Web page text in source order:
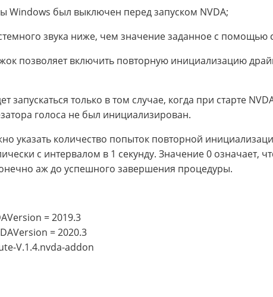
Windows был выключен перед запуском NVDA;
звука ниже, чем значение заданное с помощью
позволяет включить повторную инициализацию
запускаться только в том случае, когда при старте
голоса не был инициализирован.
указать количество попыток повторной
с интервалом в 1 секунду. Значение 0 означает,
аж до успешного завершения процедуры.
= 2019.3
= 2020.3
V.1.4.nvda-addon